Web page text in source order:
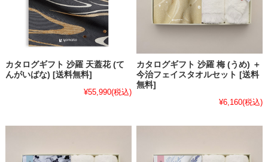
カタログギフト 沙羅 天蓋花 (て
んがいばな) [送料無料]
¥55,990(税込)
カタログギフト 沙羅 梅 (うめ) ＋
今治フェイスタオルセット [送料
無料]
¥6,160(税込)